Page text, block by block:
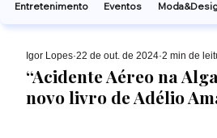
“Acidente Aéreo na
novo livro de Adélio
Ígor Lopes 22 de out. de 2024 2 min de
Entretenimento
Eventos